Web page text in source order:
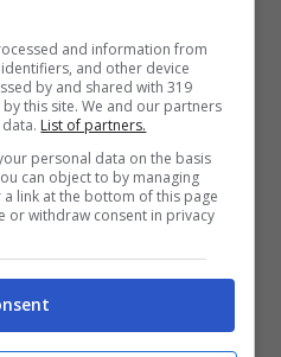
in cui siamo
degli esperti è
giro di vent’anni
artificiale
Questa è una
and information from
and other device
by and shared with 319
this site. We and our partners
List of partners.
personal data on the basis
can object to by managing
link at the bottom of this page
or withdraw consent in privacy